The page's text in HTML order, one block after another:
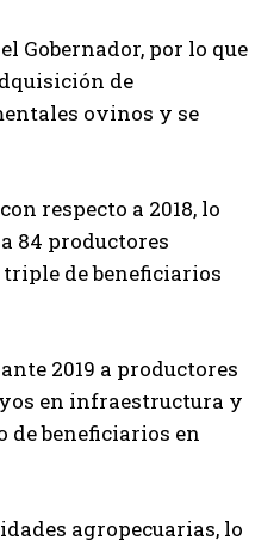
Gobernador, por lo que
de
ovinos y se
respecto a 2018, lo
84 productores
de beneficiarios
2019 a productores
en infraestructura y
de beneficiarios en
agropecuarias, lo